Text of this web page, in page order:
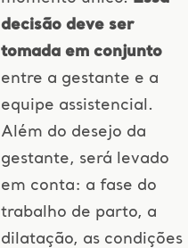
decisão deve ser
tomada em conjunto
entre a gestante e a
equipe assistencial.
Além do desejo da
gestante, será levado
em conta: a fase do
trabalho de parto, a
dilatação, as condições